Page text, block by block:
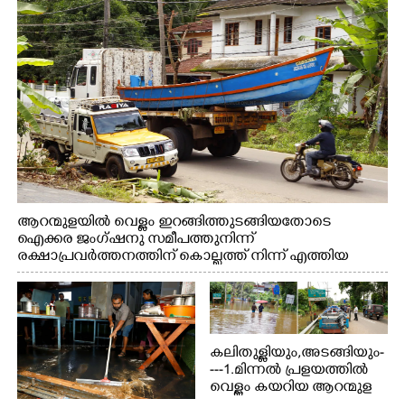
ആറന്മുളയിൽ വെള്ളം ഇറങ്ങിത്തുടങ്ങിയതോടെ
ഐക്കര ജംഗ്ഷനു സമീപത്തുനിന്ന്
രക്ഷാപ്രവർത്തനത്തിന് കൊല്ലത്ത് നിന്ന് എത്തിയ
ബോട്ടുകൾ തിരികെക്കൊണ്ടുപോകുന്നു.
കലിതുള്ളിയും,അടങ്ങിയും-
---1.മിന്നൽ പ്രളയത്തിൽ
വെള്ളം കയറിയ ആറന്മുള